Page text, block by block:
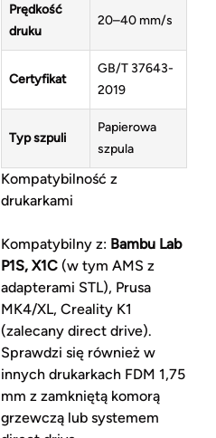
Prędkość
druku
20–40 mm/s
Certyfikat
GB/T 37643-
2019
Typ szpuli
Papierowa
szpula
Kompatybilność z
drukarkami
Kompatybilny z: Bambu Lab
P1S, X1C(w tym AMS z
adapterami STL), Prusa
MK4/XL, Creality K1
(zalecany direct drive).
Sprawdzi się również w
innych drukarkach FDM 1,75
mm z zamkniętą komorą
grzewczą lub systemem